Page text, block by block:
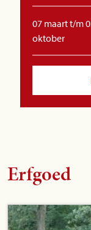
07 maart t/m
oktober
Erfgoed